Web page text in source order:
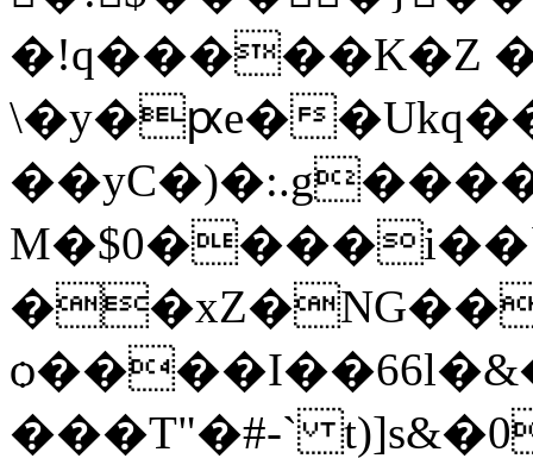
�!q�����K�Z
\�y�ԗe�
���T"�#-`